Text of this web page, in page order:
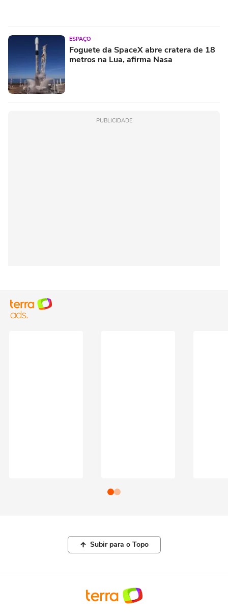
ESPAÇO
Foguete da SpaceX abre cratera de 18
metros na Lua, afirma Nasa
PUBLICIDADE
Subir para o Topo